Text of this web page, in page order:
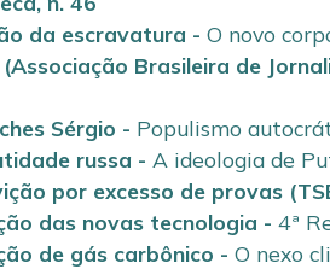
da escravatura -O novo
Brasileira de
Sérgio - Populismo
russa -A ideologia de
por excesso de provas
das novas tecnologia -4ª
de gás carbônico -O nexo